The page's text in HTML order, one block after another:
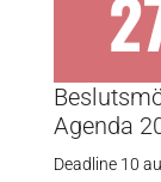
Agenda
Deadline 10